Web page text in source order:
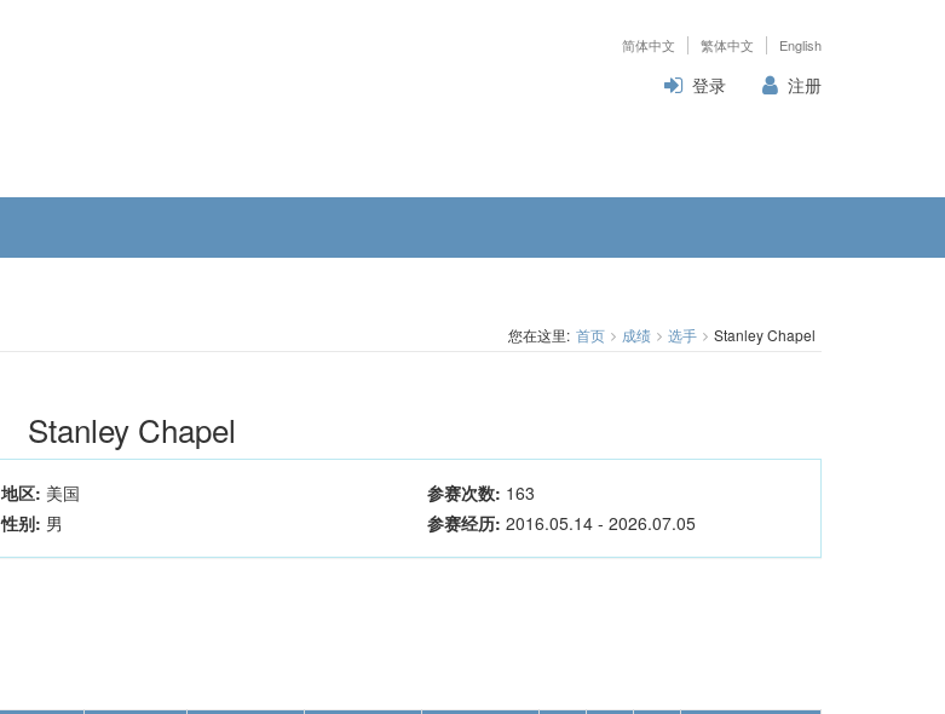
简体中文 繁体中文 English
登录 注册
您在这里: 首页 成绩 选手 Stanley Chapel
Stanley Chapel
地区: 美国 参赛次数: 163
性别: 男 参赛经历: 2016.05.14 - 2026.07.05